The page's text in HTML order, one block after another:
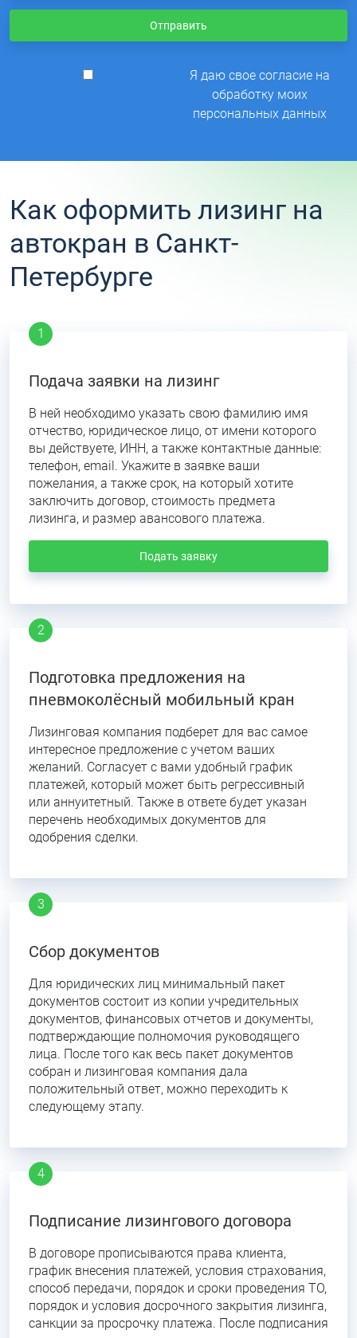
Отправить
Я даю свое согласие на
обработку моих
персональных данных
Как оформить лизинг на
автокран в Санкт-
Петербурге
Подача заявки на лизинг
В ней необходимо указать свою фамилию имя
отчество, юридическое лицо, от имени которого
вы действуете, ИНН, а также контактные данные:
телефон, email. Укажите в заявке ваши
пожелания, а также срок, на который хотите
заключить договор, стоимость предмета
лизинга, и размер авансового платежа.
Подать заявку
Подготовка предложения на
пневмоколёсный мобильный кран
Лизинговая компания подберет для вас самое
интересное предложение с учетом ваших
желаний. Согласует с вами удобный график
платежей, который может быть регрессивный
или аннуитетный. Также в ответе будет указан
перечень необходимых документов для
одобрения сделки.
Сбор документов
Для юридических лиц минимальный пакет
документов состоит из копии учредительных
документов, финансовых отчетов и документы,
подтверждающие полномочия руководящего
лица. После того как весь пакет документов
собран и лизинговая компания дала
положительный ответ, можно переходить к
следующему этапу.
Подписание лизингового договора
В договоре прописываются права клиента,
график внесения платежей, условия страхования,
способ передачи, порядок и сроки проведения ТО,
порядок и условия досрочного закрытия лизинга,
санкции за просрочку платежа. После подписания